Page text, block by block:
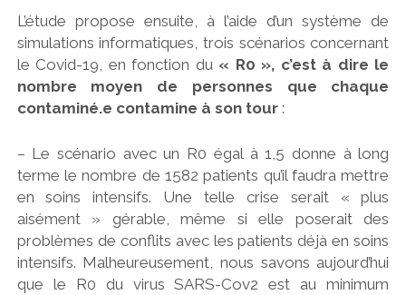
L’étude propose ensuite, à l’aide d’un système de
simulations informatiques, trois scénarios concernant
le Covid-19, en fonction du « R0 », c’est à dire le
nombre moyen de personnes que chaque
contaminé.e contamine à son tour:
– Le scénario avec un R0 égal à 1,5 donne à long
terme le nombre de 1582 patients qu’il faudra mettre
en soins intensifs. Une telle crise serait « plus
aisément » gérable, même si elle poserait des
problèmes de conflits avec les patients déjà en soins
intensifs. Malheureusement, nous savons aujourd’hui
que le R0 du virus SARS-Cov2 est au minimum